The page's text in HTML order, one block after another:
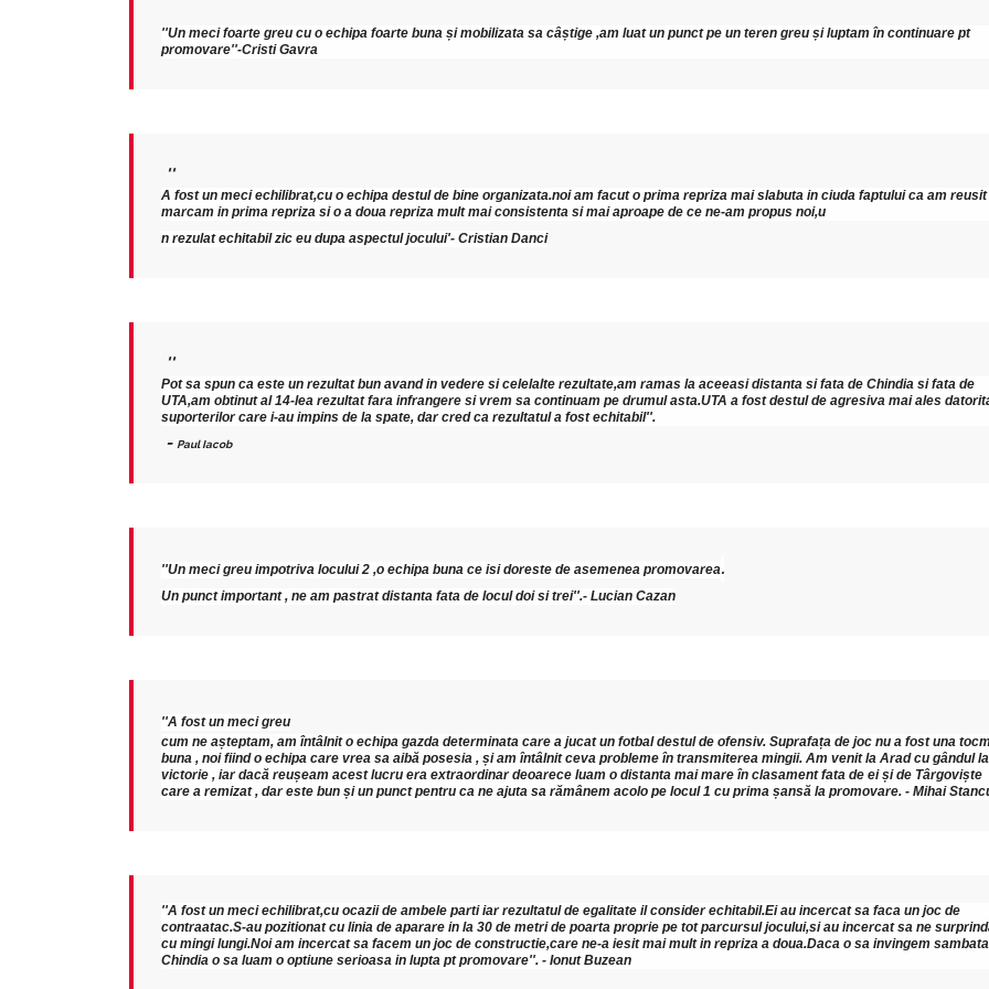
''Un meci foarte greu cu o echipa foarte buna și mobilizata sa câștige ,am luat un punct pe un teren greu și luptam în continuare pt
promovare''-Cristi Gavra
''
A fost un meci echilibrat,cu o echipa destul de bine organizata.noi am facut o prima repriza mai slabuta in ciuda faptului ca am
marcam in prima repriza si o a doua repriza mult mai consistenta si mai aproape de ce ne-am propus noi,u
n rezulat echitabil zic eu dupa aspectul jocului'- Cristian Danci
''
Pot sa spun ca este un rezultat bun avand in vedere si celelalte rezultate,am ramas la aceeasi distanta si fata de Chindia si fata de
UTA,am obtinut al 14-lea rezultat fara infrangere si vrem sa continuam pe drumul asta.UTA a fost destul de agresiva mai ales
suporterilor care i-au impins de la spate, dar cred ca rezultatul a fost echitabil''.
- Paul Iacob
''Un meci greu impotriva locului 2 ,o echipa buna ce isi doreste de asemenea promovarea.
Un punct important , ne am pastrat distanta fata de locul doi si trei''.- Lucian Cazan
''A fost un meci greu
cum ne așteptam, am întâlnit o echipa gazda determinata care a jucat un fotbal destul de ofensiv. Suprafața de joc nu a fost una
buna , noi fiind o echipa care vrea sa aibă posesia , și am întâlnit ceva probleme în transmiterea mingii. Am venit la Arad cu gândul la
victorie , iar dacă reușeam acest lucru era extraordinar deoarece luam o distanta mai mare în clasament fata de ei și de Târgoviște
care a remizat , dar este bun și un punct pentru ca ne ajuta sa rămânem acolo pe locul 1 cu prima șansă la promovare. - Mihai
''A fost un meci echilibrat,cu ocazii de ambele parti iar rezultatul de egalitate il consider echitabil.Ei au incercat sa faca un joc de
contraatac.S-au pozitionat cu linia de aparare in la 30 de metri de poarta proprie pe tot parcursul jocului,si au incercat sa ne
cu mingi lungi.Noi am incercat sa facem un joc de constructie,care ne-a iesit mai mult in repriza a doua.Daca o sa invingem sambata
Chindia o sa luam o optiune serioasa in lupta pt promovare''. - Ionut Buzean